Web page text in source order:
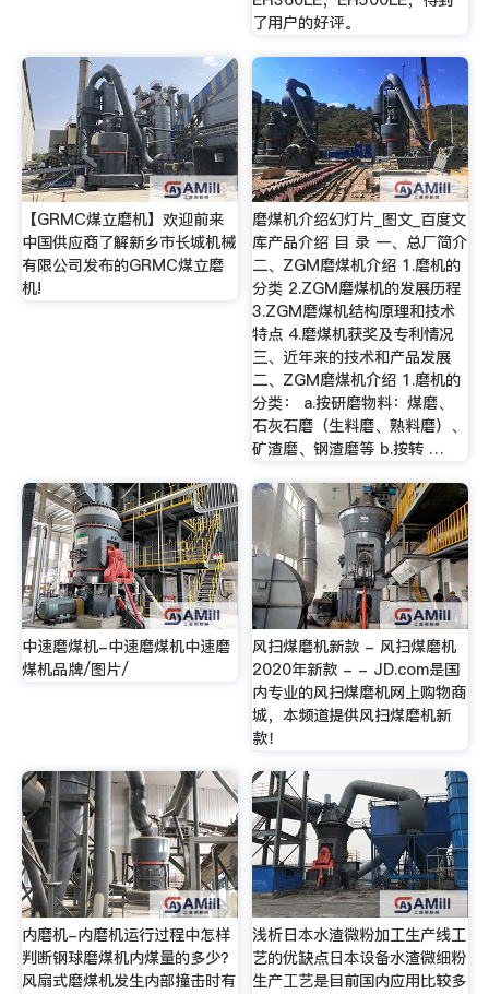
了用户的好评。
【GRMC煤立磨机】欢迎前来
中国供应商了解新乡市长城机械
有限公司发布的GRMC煤立磨
机!
磨煤机介绍幻灯片_图文_百度文
库产品介绍 目 录 一、总厂简介
二、ZGM磨煤机介绍 1.磨机的
分类 2.ZGM磨煤机的发展历程
3.ZGM磨煤机结构原理和技术
特点 4.磨煤机获奖及专利情况
三、近年来的技术和产品发展
二、ZGM磨煤机介绍 1.磨机的
分类： a.按研磨物料：煤磨、
石灰石磨（生料磨、熟料磨）、
矿渣磨、钢渣磨等 b.按转 …
中速磨煤机-中速磨煤机中速磨
煤机品牌/图片/
风扫煤磨机新款 - 风扫煤磨机
2020年新款 - - JD.com是国
内专业的风扫煤磨机网上购物商
城，本频道提供风扫煤磨机新
款！
内磨机-内磨机运行过程中怎样
判断钢球磨煤机内煤量的多少？
风扇式磨煤机发生内部撞击时有
浅析日本水渣微粉加工生产线工
艺的优缺点日本设备水渣微细粉
生产工艺是目前国内应用比较多